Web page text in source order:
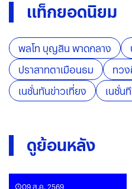
แท็กยอดนิยม
พลโท บุญสิน พาดกลาง
ปราสาทตาเมือนธม
ทว
เนชั่นทันข่าวเที่ยง
เนชั่น
ดูย้อนหลัง
09 ส.ค. 2569